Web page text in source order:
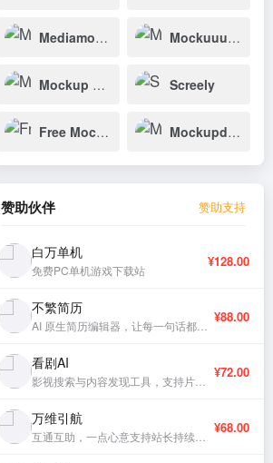
Mediamodifier Mockuuups
Mockup World Screely
Free Mockup Mockupdaddy
赞助伙伴 赞助支持
白万单机
免费PC单机游戏下载站
¥128.00
不繁简历 ¥88.00
看剧AI ¥72.00
万维引航 ¥68.00